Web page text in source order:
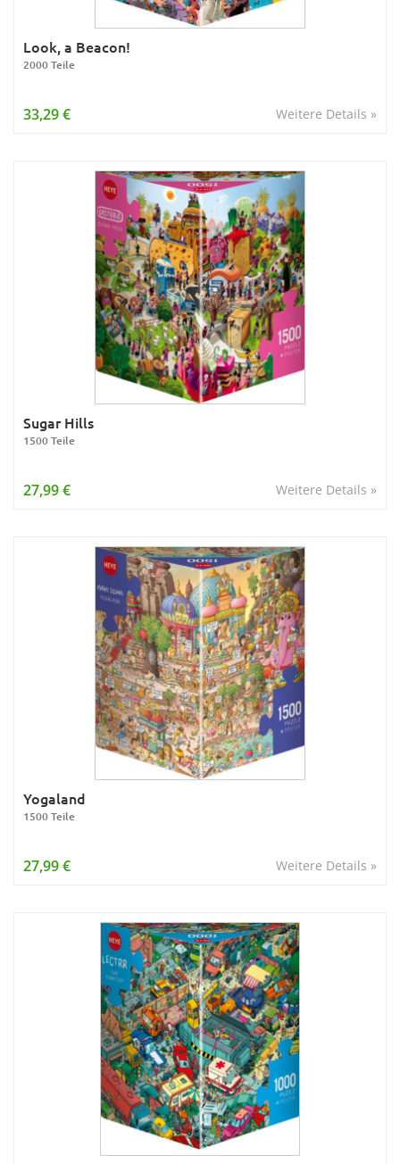
Look, a Beacon!
2000 Teile
Weitere Details »
33,29 €
Sugar Hills
1500 Teile
Weitere Details »
27,99 €
Yogaland
1500 Teile
Weitere Details »
27,99 €